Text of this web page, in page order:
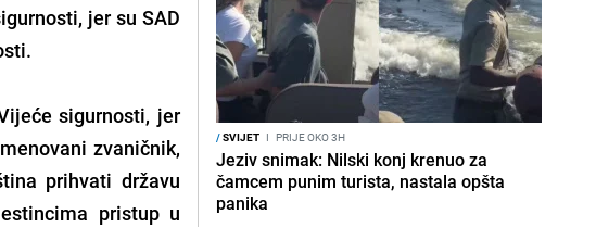
jer su SAD
sigurnosti, jer
zvaničnik,
prihvati državu
pristup u
/SVIJET I PRIJE OKO 3H
Jeziv snimak: Nilski konj krenuo za
čamcem punim turista, nastala opšta
panika